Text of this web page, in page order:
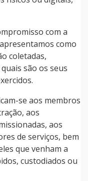
com a
como
coletadas,
são os seus
se aos membros
aos
aos
de serviços, bem
que venham a
custodiados ou